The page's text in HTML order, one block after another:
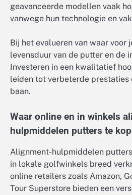
geavanceerde modellen vaak
vanwege hun technologie en
Bij het evalueren van waar voor
levensduur van de putter en de
Investeren in een kwalitatief
leiden tot verbeterde prestaties
baan.
Waar online en in winkels
hulpmiddelen putters te
Alignment-hulpmiddelen
in lokale golfwinkels breed
online retailers zoals Amazon,
Tour Superstore bieden een